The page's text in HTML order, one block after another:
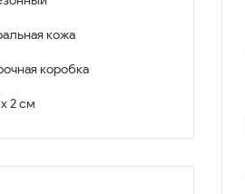
кожа
коробка
2 см